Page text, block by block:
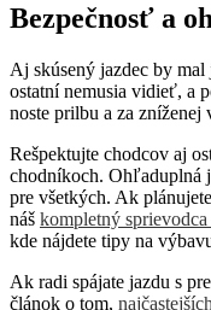
Bezpečnosť a
Aj skúsený jazdec by
ostatní nemusia vidieť, a
noste prilbu a za
Rešpektujte chodcov aj
chodníkoch. Ohľaduplná
pre všetkých. Ak
náš kompletný
kde nájdete tipy na
Ak radi spájate jazdu s
článok o tom,